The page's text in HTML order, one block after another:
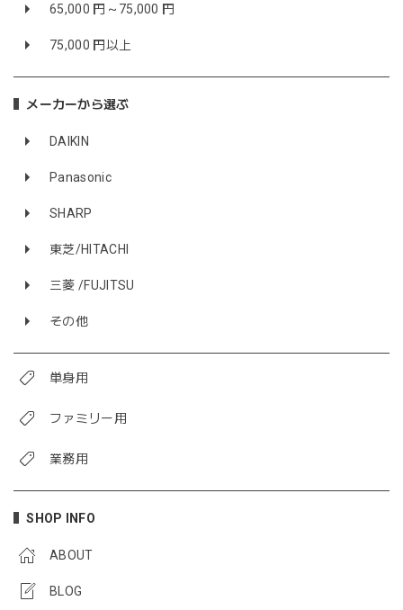
65,000 円～75,000 円
75,000 円以上
メーカーから選ぶ
DAIKIN
Panasonic
SHARP
東芝/HITACHI
三菱 /FUJITSU
その他
単身用
ファミリー用
業務用
SHOP INFO
ABOUT
BLOG